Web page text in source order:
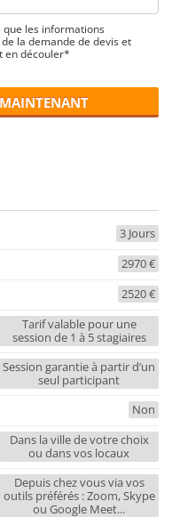
les informations
la demande de devis et
en découler*
3 Jours
2970 €
2520 €
Tarif valable pour une
session de 1 à 5 stagiaires
Session garantie à partir d’un
seul participant
Non
Dans la ville de votre choix
ou dans vos locaux
Depuis chez vous via vos
outils préférés : Zoom, Skype
ou Google Meet...